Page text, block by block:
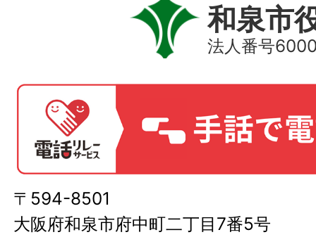
和泉市
法人番号
〒594-8501
大阪府和泉市府中町二丁目7番5号